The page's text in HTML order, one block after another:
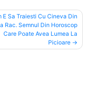
E Sa Traiesti Cu Cineva Din
Rac. Semnul Din Horoscop
Care Poate Avea Lumea La
Picioare